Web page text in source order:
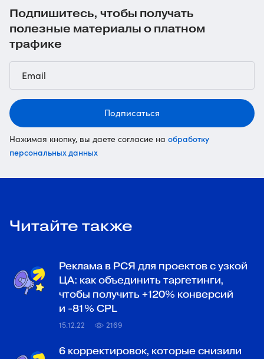
Подпишитесь, чтобы получать
полезные материалы о платном
трафике
Подписаться
Нажимая кнопку, вы даете согласие на обработку
персональных данных
Читайте также
Реклама в РСЯ для проектов с узкой
ЦА: как объединить таргетинги,
чтобы получить +120% конверсий
и -81% CPL
15.12.22 2169
6 корректировок, которые снизили